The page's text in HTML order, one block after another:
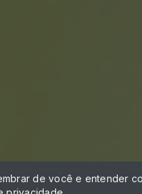
de você e entender